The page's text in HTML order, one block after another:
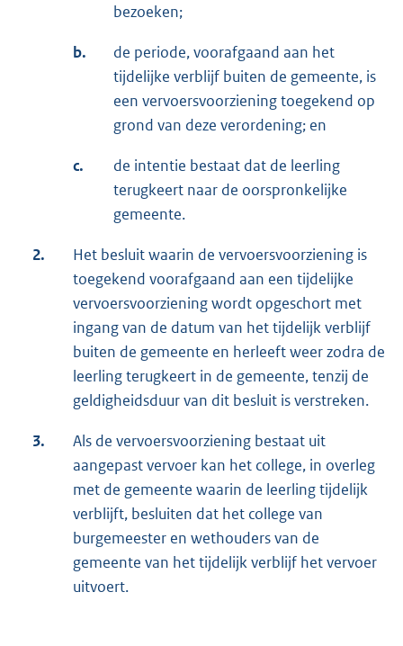
bezoeken;
b.
de periode, voorafgaand aan het
tijdelijke verblijf buiten de gemeente, is
een vervoersvoorziening toegekend op
grond van deze verordening; en
c.
de intentie bestaat dat de leerling
terugkeert naar de oorspronkelijke
gemeente.
2.
Het besluit waarin de vervoersvoorziening is
toegekend voorafgaand aan een tijdelijke
vervoersvoorziening wordt opgeschort met
ingang van de datum van het tijdelijk verblijf
buiten de gemeente en herleeft weer zodra de
leerling terugkeert in de gemeente, tenzij de
geldigheidsduur van dit besluit is verstreken.
3.
Als de vervoersvoorziening bestaat uit
aangepast vervoer kan het college, in overleg
met de gemeente waarin de leerling tijdelijk
verblijft, besluiten dat het college van
burgemeester en wethouders van de
gemeente van het tijdelijk verblijf het vervoer
uitvoert.